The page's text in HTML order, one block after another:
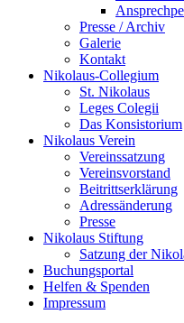
Presse / Archiv
Galerie
Kontakt
Nikolaus-Collegium
St. Nikolaus
Leges Colegii
Das Konsistorium
Nikolaus Verein
Vereinssatzung
Vereinsvorstand
Beitrittserklärung
Adressänderung
Presse
Nikolaus Stiftung
Satzung der
Buchungsportal
Helfen & Spenden
Impressum